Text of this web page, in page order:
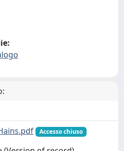
Accesso chiuso